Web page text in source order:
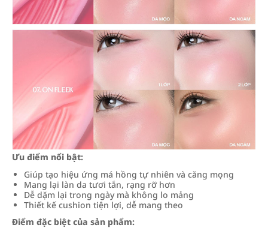
Ưu điểm nổi bật:
Giúp tạo hiệu ứng má hồng tự nhiên và căng mọng
Mang lại làn da tươi tắn, rạng rỡ hơn
Dễ dặm lại trong ngày mà không lo mảng
Thiết kế cushion tiện lợi, dễ mang theo
Điểm đặc biệt của sản phẩm: